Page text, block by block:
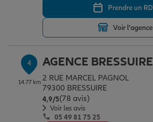
Tous nos devis d'assurance
Prendre un
Voir l'agence
4
14.77 km
AGENCE BRESSUIRE
2 RUE MARCEL PAGNOL
79300 BRESSUIRE
4,9/5Note de 4.9 sur 5
(78 avis)
Voir les avis
05 49 81 75 25